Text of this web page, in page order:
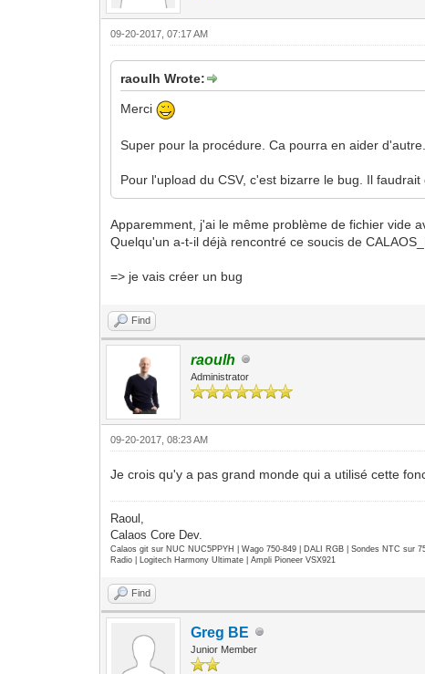
09-20-2017, 07:17 AM
raoulh Wrote:
Merci
Super pour la procédure. Ca pourra en aider
Pour l'upload du CSV, c'est bizarre le bug. Il faudrait
Apparemment, j'ai le même problème de fichier vide
Quelqu'un a-t-il déjà rencontré ce soucis de
=> je vais créer un bug
Find
raoulh
Administrator
09-20-2017, 08:23 AM
Je crois qu'y a pas grand monde qui a utilisé cette
Raoul,
Calaos Core Dev.
Calaos git sur NUC NUC5PPYH | Wago 750-849 | DALI RGB | Sondes NTC sur
Radio | Logitech Harmony Ultimate | Ampli Pioneer VSX921
Find
Greg BE
Junior Member